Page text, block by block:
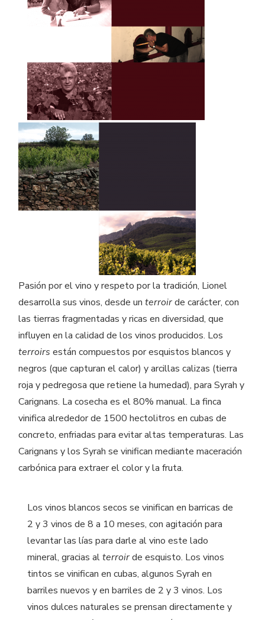
Pasión por el vino y respeto por la tradición, Lionel
desarrolla sus vinos, desde un terroirde carácter, con
las tierras fragmentadas y ricas en diversidad, que
influyen en la calidad de los vinos producidos. Los
terroirs están compuestos por esquistos blancos y
negros (que capturan el calor) y arcillas calizas (tierra
roja y pedregosa que retiene la humedad), para Syrah y
Carignans. La cosecha es el 80% manual. La finca
vinifica alrededor de 1500 hectolitros en cubas de
concreto, enfriadas para evitar altas temperaturas. Las
Carignans y los Syrah se vinifican mediante maceración
carbónica para extraer el color y la fruta.
Los vinos blancos secos se vinifican en barricas de
2 y 3 vinos de 8 a 10 meses, con agitación para
levantar las lías para darle al vino este lado
mineral, gracias alterroirde esquisto. Los vinos
tintos se vinifican en cubas, algunos Syrah en
barriles nuevos y en barriles de 2 y 3 vinos. Los
vinos dulces naturales se prensan directamente y